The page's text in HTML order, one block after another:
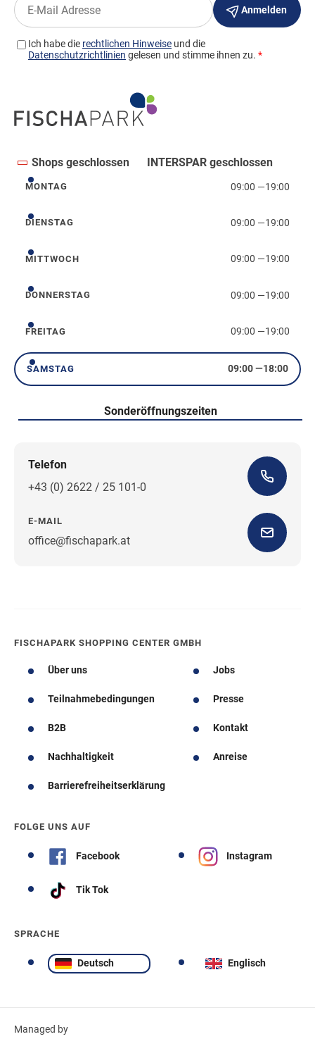
Shops geschlossen INTERSPAR geschlossen
Montag
MONTAG 09:00 —19:00
Dienstag
DIENSTAG 09:00 —19:00
Mittwoch
MITTWOCH 09:00 —19:00
Donnerstag
DONNERSTAG 09:00 —19:00
Freitag
FREITAG 09:00 —19:00
Samstag
SAMSTAG 09:00—18:00
Sonderöffnungszeiten
Telefon
+43 (0) 2622 / 25 101-0
E-MAIL
office@fischapark.atWegbeschreibung
FISCHAPARK SHOPPING CENTER GMBH
Über uns Jobs
Teilnahmebedingungen Presse
B2B Kontakt
Nachhaltigkeit Anreise
Barrierefreiheitserklärung
FOLGE UNS AUF
Facebook Instagram
Tik Tok
SPRACHE
Deutsch Englisch
Managed by